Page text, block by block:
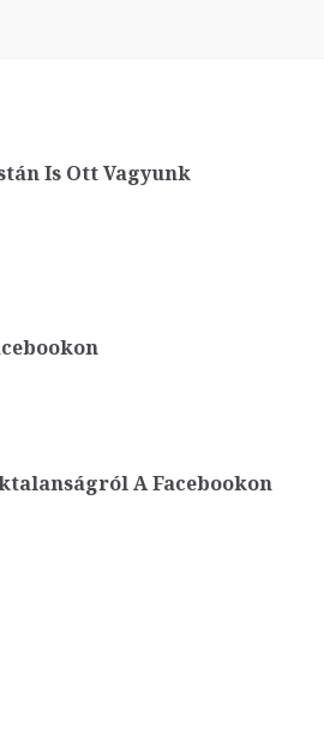
Is Ott Vagyunk
A Facebookon